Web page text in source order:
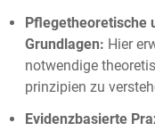
Pflegetheoretische
Grundlagen: Hier
notwendige
prinzipien zu
Evidenzbasierte